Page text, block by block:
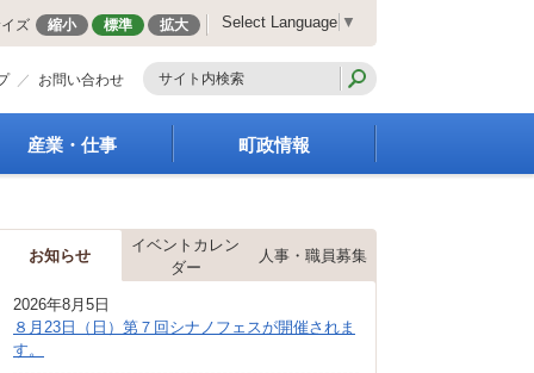
ズ 縮小 標準 拡大 Select Language ▼
お問い合わせ
産業・仕事
工業振興
出・証明・法令・規
業の税金
町政情報
庁舎案内
町長の部屋
お知らせ
イベントカレン
ダー
人事・職員募集
2026年8月5日
８月23日（日）第７回シナノフェスが開催されま
す。